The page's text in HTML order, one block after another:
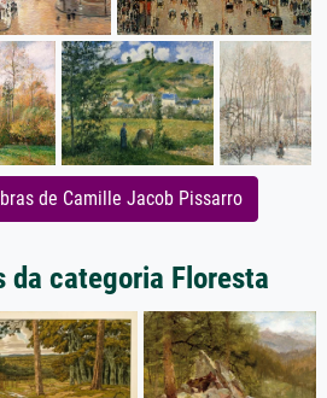
de Camille Jacob Pissarro
da categoria Floresta